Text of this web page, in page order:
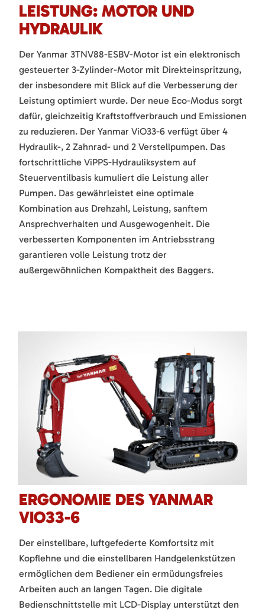
LEISTUNG: MOTOR UND
HYDRAULIK
Der Yanmar 3TNV88-ESBV-Motor ist ein elektronisch
gesteuerter 3-Zylinder-Motor mit Direkteinspritzung,
der insbesondere mit Blick auf die Verbesserung der
Leistung optimiert wurde. Der neue Eco-Modus sorgt
dafür, gleichzeitig Kraftstoffverbrauch und Emissionen
zu reduzieren. Der Yanmar ViO33-6 verfügt über 4
Hydraulik-, 2 Zahnrad- und 2 Verstellpumpen. Das
fortschrittliche ViPPS-Hydrauliksystem auf
Steuerventilbasis kumuliert die Leistung aller
Pumpen. Das gewährleistet eine optimale
Kombination aus Drehzahl, Leistung, sanftem
Ansprechverhalten und Ausgewogenheit. Die
verbesserten Komponenten im Antriebsstrang
garantieren volle Leistung trotz der
außergewöhnlichen Kompaktheit des Baggers.
ERGONOMIE DES YANMAR
VIO33-6
Der einstellbare, luftgefederte Komfortsitz mit
Kopflehne und die einstellbaren Handgelenkstützen
ermöglichen dem Bediener ein ermüdungsfreies
Arbeiten auch an langen Tagen. Die digitale
Bedienschnittstelle mit LCD-Display unterstützt den